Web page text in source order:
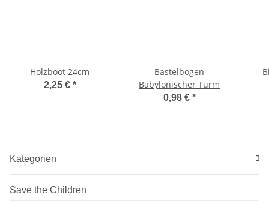
Holzboot 24cm
2,25 € *
Bastelbogen
Babylonischer Turm
0,98 € *
Kategorien
Save the Children